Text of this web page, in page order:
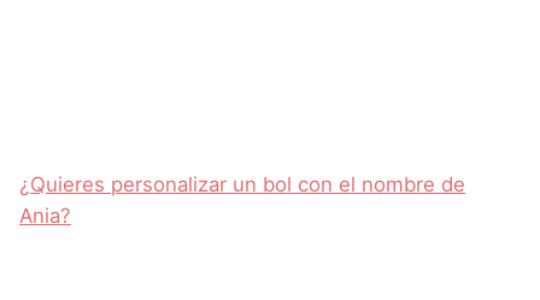
¿Quieres personalizar un bol con el nombre de
Ania?